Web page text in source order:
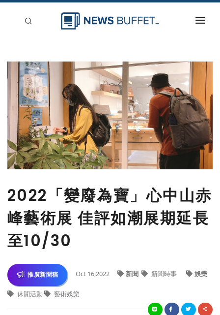
新聞稿分類
登入
刊登
2022「變廢為寶」心中山赤
峰藝術展 佳評如潮展期延長
至10/30
推廣新聞稿 Oct 16,2022 新聞 新聞時事 娛樂
休閒活動 藝術娛樂